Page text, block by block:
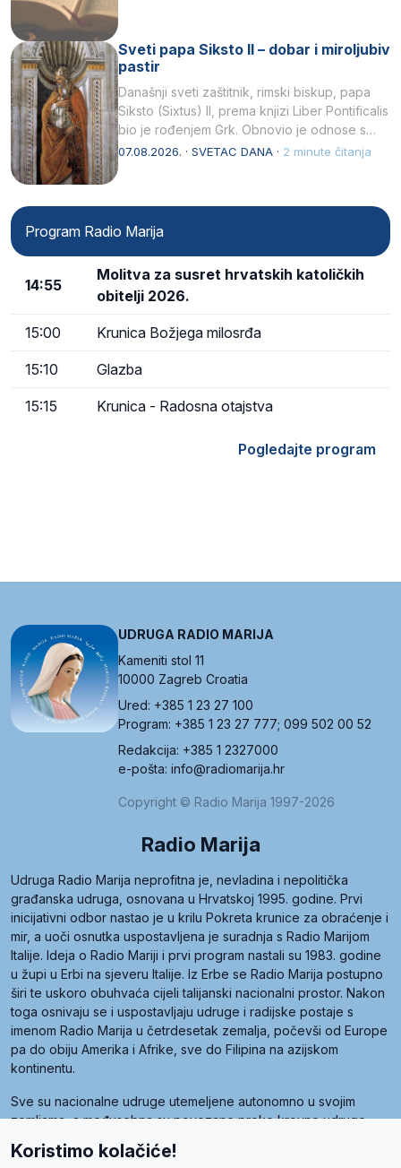
Sveti papa Siksto II – dobar i miroljubiv
pastir
Današnji sveti zaštitnik, rimski biskup, papa
Siksto (Sixtus) II, prema knjizi Liber Pontificalis
bio je rođenjem Grk. Obnovio je odnose s
afričkim…
07.08.2026. · SVETAC DANA · 2 minute čitanja
Program Radio Marija
14:55
Molitva za susret hrvatskih katoličkih
obitelji 2026.
15:00 Krunica Božjega milosrđa
15:10 Glazba
15:15 Krunica - Radosna otajstva
Pogledajte program
UDRUGA RADIO MARIJA
Kameniti stol 11
10000 Zagreb Croatia
Ured: +385 1 23 27 100
Program: +385 1 23 27 777; 099 502 00 52
Redakcija: +385 1 2327000
e-pošta: info@radiomarija.hr
Copyright © Radio Marija 1997-2026
Radio Marija
Udruga Radio Marija neprofitna je, nevladina i nepolitička
građanska udruga, osnovana u Hrvatskoj 1995. godine. Prvi
inicijativni odbor nastao je u krilu Pokreta krunice za obraćenje i
mir, a uoči osnutka uspostavljena je suradnja s Radio Marijom
Italije. Ideja o Radio Mariji i prvi program nastali su 1983. godine
u župi u Erbi na sjeveru Italije. Iz Erbe se Radio Marija postupno
širi te uskoro obuhvaća cijeli talijanski nacionalni prostor. Nakon
toga osnivaju se i uspostavljaju udruge i radijske postaje s
imenom Radio Marija u četrdesetak zemalja, počevši od Europe
pa do obiju Amerika i Afrike, sve do Filipina na azijskom
kontinentu.
Sve su nacionalne udruge utemeljene autonomno u svojim
zemljama, a međusobna su povezane preko krovne udruge
Radio Maria). Svjetsku obitelj utemeljilo je sedam članica, među
Koristimo kolačiće!